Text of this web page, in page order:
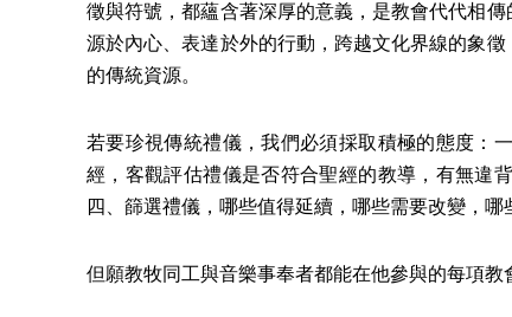
徵與符號，都蘊含著深厚的意義，是教會代代相
源於內心、表達於外的行動，跨越文化界線的象
的傳統資源。
若要珍視傳統禮儀，我們必須採取積極的態度：
經，客觀評估禮儀是否符合聖經的教導，有無違
四、篩選禮儀，哪些值得延續，哪些需要改變，哪
但願教牧同工與音樂事奉者都能在他參與的每項教